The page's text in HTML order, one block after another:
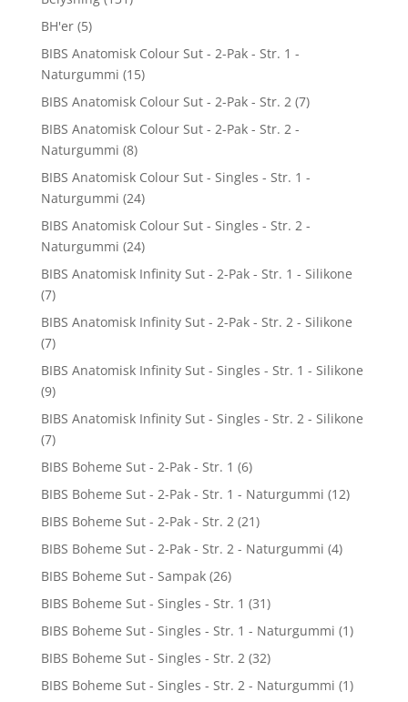
BH'er (5)
BIBS Anatomisk Colour Sut - 2-Pak - Str. 1 -
Naturgummi (15)
BIBS Anatomisk Colour Sut - 2-Pak - Str. 2 (7)
BIBS Anatomisk Colour Sut - 2-Pak - Str. 2 -
Naturgummi (8)
BIBS Anatomisk Colour Sut - Singles - Str. 1 -
Naturgummi (24)
BIBS Anatomisk Colour Sut - Singles - Str. 2 -
Naturgummi (24)
BIBS Anatomisk Infinity Sut - 2-Pak - Str. 1 - Silikone
(7)
BIBS Anatomisk Infinity Sut - 2-Pak - Str. 2 - Silikone
(7)
BIBS Anatomisk Infinity Sut - Singles - Str. 1 - Silikone
(9)
BIBS Anatomisk Infinity Sut - Singles - Str. 2 - Silikone
(7)
BIBS Boheme Sut - 2-Pak - Str. 1 (6)
BIBS Boheme Sut - 2-Pak - Str. 1 - Naturgummi (12)
BIBS Boheme Sut - 2-Pak - Str. 2 (21)
BIBS Boheme Sut - 2-Pak - Str. 2 - Naturgummi (4)
BIBS Boheme Sut - Sampak (26)
BIBS Boheme Sut - Singles - Str. 1 (31)
BIBS Boheme Sut - Singles - Str. 1 - Naturgummi (1)
BIBS Boheme Sut - Singles - Str. 2 (32)
BIBS Boheme Sut - Singles - Str. 2 - Naturgummi (1)